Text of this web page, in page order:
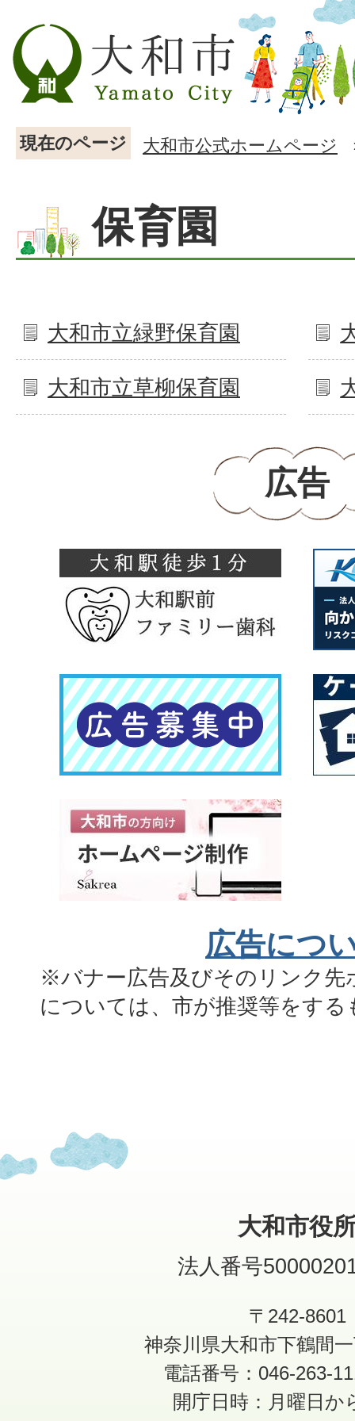
現在のページ 大和市公式ホームページ
保育園
大和市立緑野保育園
大和市立草柳保育園
広告
広告につ
※バナー広告及びそのリンク先
については、市が推奨等をす
大和市役
法人番号
〒242-8601
神奈川県大和市下鶴間
電話番号：046-263-
開庁日時：月曜日か